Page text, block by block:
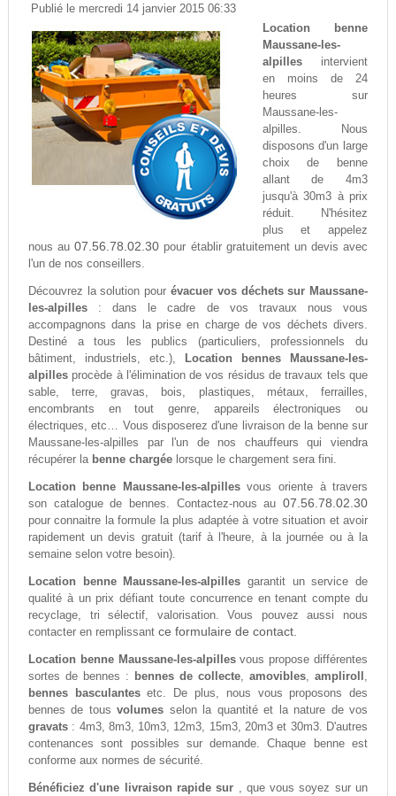
Publié le mercredi 14 janvier 2015 06:33
Location benne
Maussane-les-
alpillesintervient
en moins de 24
heures sur
Maussane-les-
alpilles. Nous
disposons d'un large
choix de benne
allant de 4m3
jusqu'à 30m3 à prix
réduit. N'hésitez
plus et appelez
nous au07.56.78.02.30 pour établir gratuitement un devis avec
l'un de nos conseillers.
Découvrez la solution pour évacuer vos déchets sur Maussane-
les-alpilles: dans le cadre de vos travaux nous vous
accompagnons dans la prise en charge de vos déchets divers.
Destiné a tous les publics (particuliers, professionnels du
bâtiment, industriels, etc.),
Location bennes Maussane-les-
alpillesprocède à l'élimination de vos résidus de travaux tels que
sable, terre, gravas, bois, plastiques, métaux, ferrailles,
encombrants en tout genre, appareils électroniques ou
électriques, etc… Vous disposerez d'une livraison de la benne sur
Maussane-les-alpilles par l'un de nos chauffeurs qui viendra
récupérer la benne chargéelorsque le chargement sera fini.
Location benne Maussane-les-alpillesvous oriente à travers
son catalogue de bennes. Contactez-nous au07.56.78.02.30
pour connaitre la formule la plus adaptée à votre situation et avoir
rapidement un devis gratuit (tarif à l'heure, à la journée ou à la
semaine selon votre besoin).
Location benne Maussane-les-alpilles garantit un service de
qualité à un prix défiant toute concurrence en tenant compte du
recyclage, tri sélectif, valorisation. Vous pouvez aussi nous
contacter en remplissant ce formulaire de contact.
Location benne Maussane-les-alpillesvous propose différentes
sortes de bennes : bennes de collecte, amovibles,ampliroll ,
bennes basculantesetc. De plus, nous vous proposons des
bennes de tousvolumes selon la quantité et la nature de vos
gravats: 4m3, 8m3, 10m3, 12m3, 15m3, 20m3 et 30m3. D'autres
contenances sont possibles sur demande. Chaque benne est
conforme aux normes de sécurité.
Bénéficiez d'une livraison rapide sur , que vous soyez sur un